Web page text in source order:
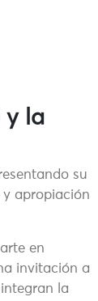
y la
su
apropiación
en
invitación a
la